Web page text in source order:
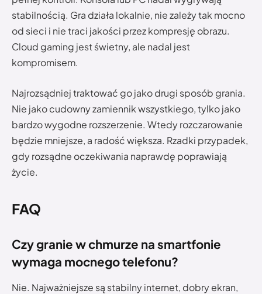
stabilnością. Gra działa lokalnie, nie zależy tak mocno
od sieci i nie traci jakości przez kompresję obrazu.
Cloud gaming jest świetny, ale nadal jest
kompromisem.
Najrozsądniej traktować go jako drugi sposób grania.
Nie jako cudowny zamiennik wszystkiego, tylko jako
bardzo wygodne rozszerzenie. Wtedy rozczarowanie
będzie mniejsze, a radość większa. Rzadki przypadek,
gdy rozsądne oczekiwania naprawdę poprawiają
życie.
FAQ
Czy granie w chmurze na smartfonie
wymaga mocnego telefonu?
Nie. Najważniejsze są stabilny internet, dobry ekran,